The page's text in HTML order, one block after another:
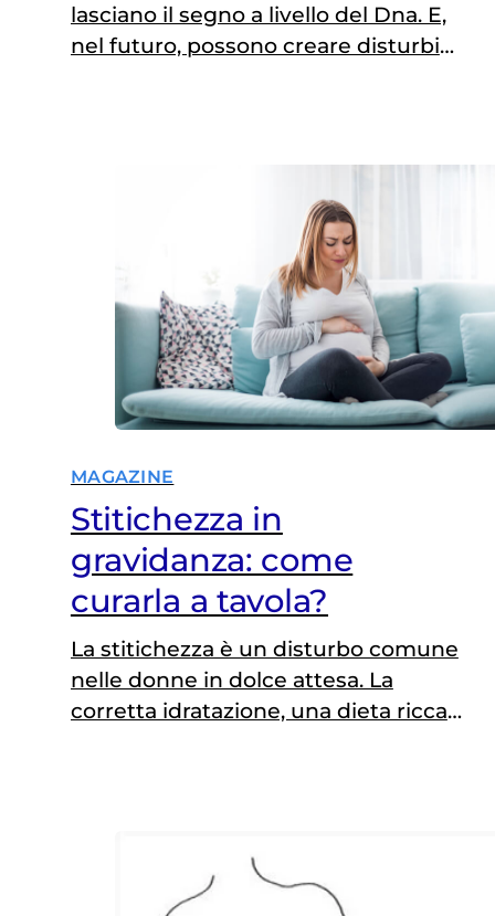
lasciano il segno a livello del Dna. E,
nel futuro, possono creare disturbi
MAGAZINE
Stitichezza in
gravidanza: come
curarla a tavola?
La stitichezza è un disturbo comune
nelle donne in dolce attesa. La
corretta idratazione, una dieta ricca